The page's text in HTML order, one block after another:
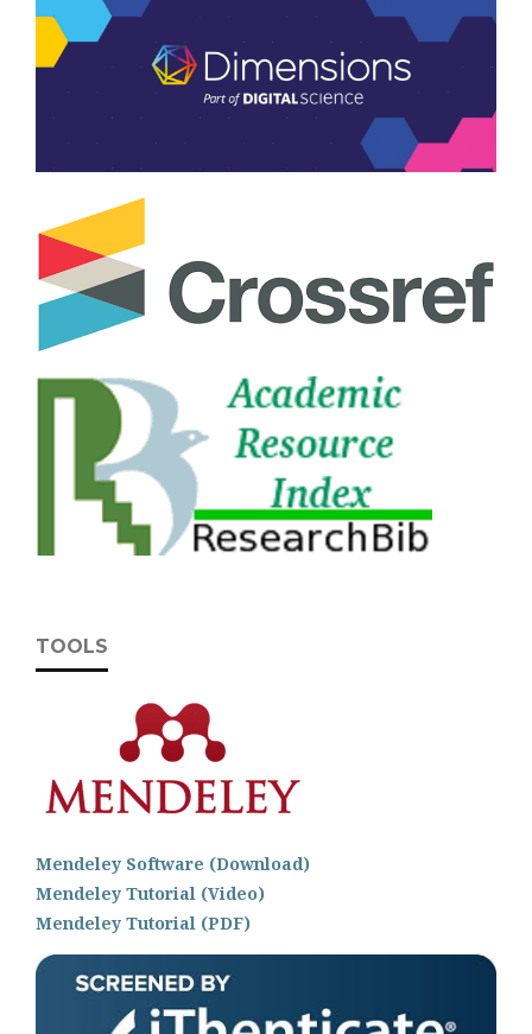
TOOLS
Mendeley Software (Download)
Mendeley Tutorial (Video)
Mendeley Tutorial (PDF)